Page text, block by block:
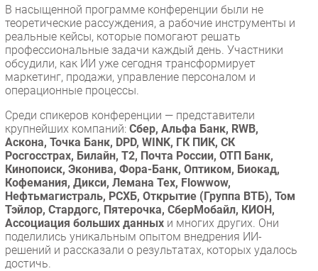
Аналитика
Интервью
Мероприятия
Проекты
IT класс
Тестовый стенд
Каталог компаний
В насыщенной программе конференции были не
теоретические рассуждения, а рабочие инструменты и
реальные кейсы, которые помогают решать
профессиональные задачи каждый день. Участники
обсудили, как ИИ уже сегодня трансформирует
маркетинг, продажи, управление персоналом и
операционные процессы.
Среди спикеров конференции — представители
крупнейших компаний: Сбер, Альфа Банк, RWB,
Аскона, Точка Банк, DPD, WINK, ГК ПИК, СК
Росгосстрах, Билайн, Т2, Почта России, ОТП Банк,
Кинопоиск, Эконива, Фора-Банк, Оптиком, Биокад,
Кофемания, Дикси, Лемана Тех, Flowwow,
Нефтьмагистраль, РСХБ, Открытие (Группа ВТБ), Том
Тэйлор, Стардогс, Пятерочка, СберМобайл, КИОН,
Ассоциация больших данных и многих других. Они
поделились уникальным опытом внедрения ИИ-
решений и рассказали о результатах, которых удалось
достичь.